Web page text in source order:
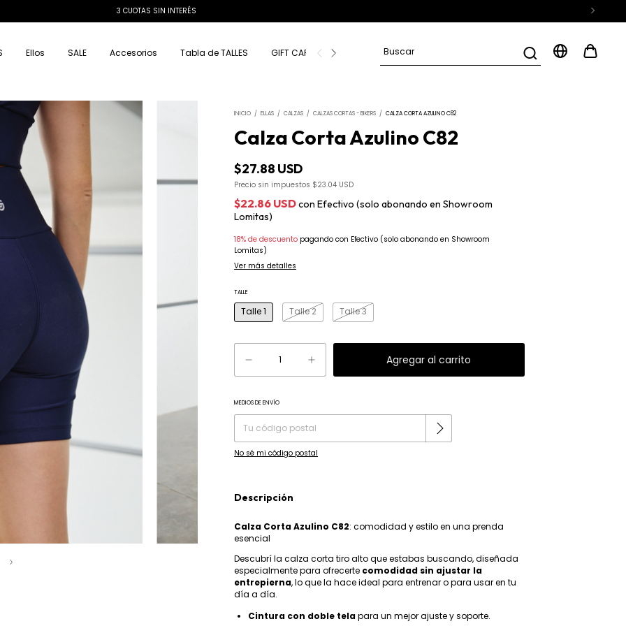
15% OFF EXTRA CON TRANSFERENCIA
Ellos SALE Accesorios Tabla de TALLES GIFT CARD Preguntas frecuentes
INICIO / ELLAS / CALZAS / CALZAS CORTAS - BIKERS / CALZA CORTA AZULINO C82
Calza Corta Azulino C82
$27.88 USD
Precio sin impuestos $23.04 USD
$22.86 USDcon Efectivo (solo abonando en Showroom
Lomitas)
18% de descuento pagando con Efectivo (solo abonando en Showroom
Lomitas)
Ver más detalles
TALLE
Talle 1 Talle 2 Talle 3
Entregas para el CP:
MEDIOS DE ENVÍO
No sé mi código postal
Descripción
Calza Corta Azulino C82: comodidad y estilo en una prenda
esencial
Descubrí la calza corta tiro alto que estabas buscando, diseñada
especialmente para ofrecerte comodidad sin ajustar la
entrepierna, lo que la hace ideal para entrenar o para usar en tu
día a día.
Cintura con doble telapara un mejor ajuste y soporte.